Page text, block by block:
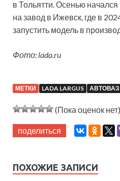
в Тольятти. Осенью
на завод в Ижевск, где в
запустить модель в
Фото: lada.ru
МЕТКИ LADA LARGUS АВТОВАЗ
(Пока оценок нет)
поделиться
ПОХОЖИЕ ЗАПИСИ